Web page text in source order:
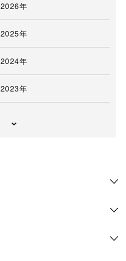
2026年
2025年
2024年
2023年